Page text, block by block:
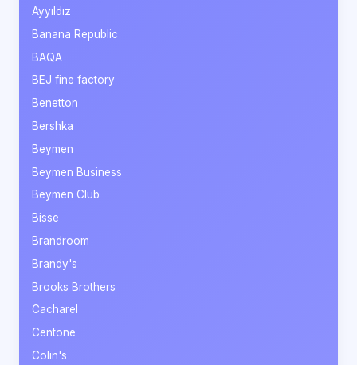
Ayyıldız
Banana Republic
BAQA
BEJ fine factory
Benetton
Bershka
Beymen
Beymen Business
Beymen Club
Bisse
Brandroom
Brandy's
Brooks Brothers
Cacharel
Centone
Colin's